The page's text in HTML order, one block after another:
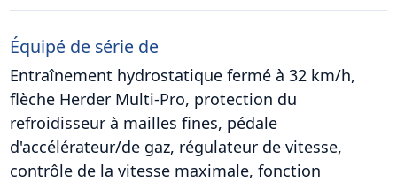
Équipé de série de
Entraînement hydrostatique fermé à 32 km/h,
flèche Herder Multi-Pro, protection du
refroidisseur à mailles fines, pédale
d'accélérateur/de gaz, régulateur de vitesse,
contrôle de la vitesse maximale, fonction